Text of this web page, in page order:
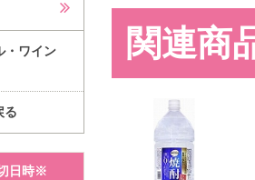
・ワイン
る
日時※
関連商